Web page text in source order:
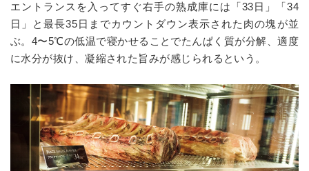
エントランスを入ってすぐ右手の熟成庫には「33日」「34
日」と最長35日までカウントダウン表示された肉の塊が並
ぶ。4〜5℃の低温で寝かせることでたんぱく質が分解、適度
に水分が抜け、凝縮された旨みが感じられるという。